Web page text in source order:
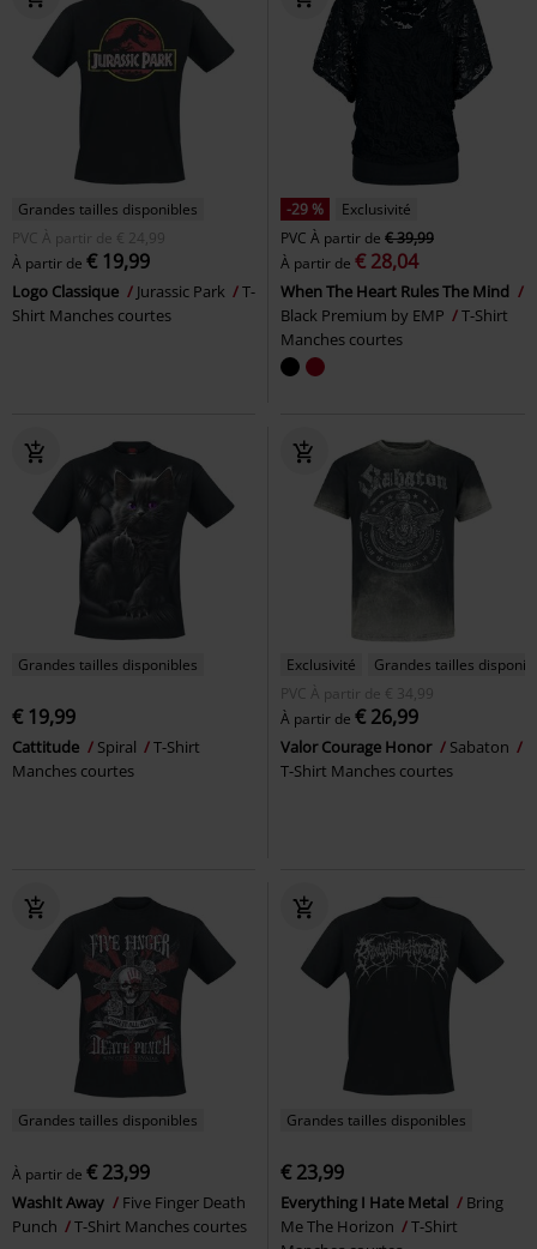
Grandes tailles disponibles
PVC
À partir de € 24,99
À partir de € 19,99
Logo Classique Jurassic Park
T-
Shirt Manches courtes
-29 %
Exclusivité
PVC À partir de € 39,99
À partir de € 28,04
When The Heart Rules The Mind
Black Premium by EMP
T-Shirt
Manches courtes
Grandes tailles disponibles
€ 19,99
Cattitude Spiral
T-Shirt
Manches courtes
Exclusivité
Grandes tailles
PVC
À partir de € 34,99
À partir de € 26,99
Valor Courage Honor
Sabaton
T-Shirt Manches courtes
Grandes tailles disponibles
À partir de € 23,99
WashIt Away
Five Finger Death
Punch
T-Shirt Manches courtes
Grandes tailles disponibles
€ 23,99
Everything I Hate Metal
Bring
Me The Horizon
T-Shirt